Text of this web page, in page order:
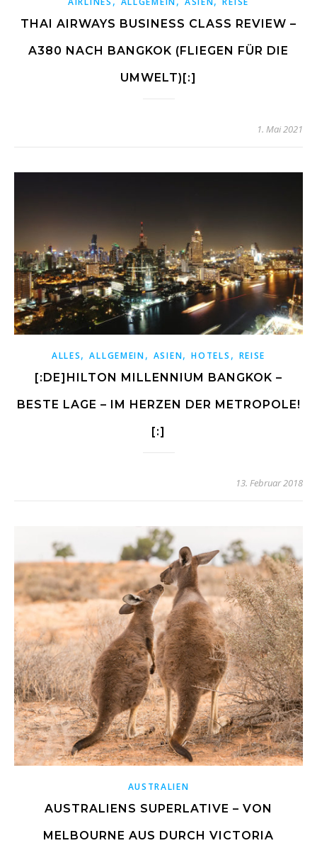
THAI AIRWAYS BUSINESS CLASS REVIEW –
A380 NACH BANGKOK (FLIEGEN FÜR DIE
UMWELT)[:]
1. Mai 2021
ALLES,ALLGEMEIN, ASIEN,HOTELS , REISE
[:DE]HILTON MILLENNIUM BANGKOK –
BESTE LAGE – IM HERZEN DER METROPOLE!
[:]
13. Februar 2018
AUSTRALIEN
AUSTRALIENS SUPERLATIVE – VON
MELBOURNE AUS DURCH VICTORIA